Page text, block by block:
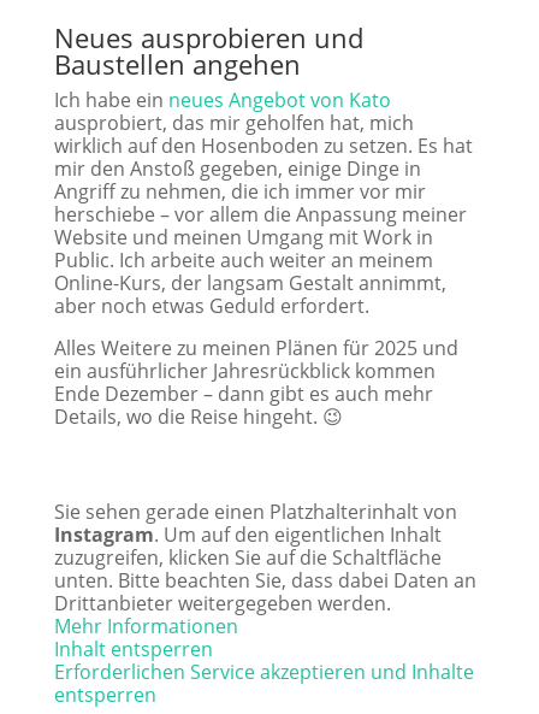
Neues ausprobieren und
Baustellen angehen
Ich habe ein neues Angebot von Kato
ausprobiert, das mir geholfen hat, mich
wirklich auf den Hosenboden zu setzen. Es hat
mir den Anstoß gegeben, einige Dinge in
Angriff zu nehmen, die ich immer vor mir
herschiebe – vor allem die Anpassung meiner
Website und meinen Umgang mit Work in
Public. Ich arbeite auch weiter an meinem
Online-Kurs, der langsam Gestalt annimmt,
aber noch etwas Geduld erfordert.
Alles Weitere zu meinen Plänen für 2025 und
ein ausführlicher Jahresrückblick kommen
Ende Dezember – dann gibt es auch mehr
Details, wo die Reise hingeht. 😉
Sie sehen gerade einen Platzhalterinhalt von
Instagram. Um auf den eigentlichen Inhalt
zuzugreifen, klicken Sie auf die Schaltfläche
unten. Bitte beachten Sie, dass dabei Daten an
Drittanbieter weitergegeben werden.
Mehr Informationen
Inhalt entsperren
Erforderlichen Service akzeptieren und Inhalte
entsperren